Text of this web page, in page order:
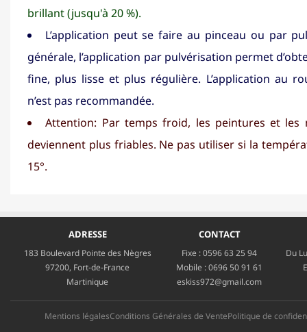
brillant (jusqu'à 20 %).
L’application peut se faire au pinceau ou par
générale, l’application par pulvérisation permet
fine, plus lisse et plus régulière. L’application au
n’est pas recommandée.
Attention: Par temps froid, les peintures et les
deviennent plus friables. Ne pas utiliser si la
15°.
ADRESSE
183 Boulevard Pointe des Nègres
97200, Fort-de-France
Martinique
CONTACT
Fixe :0596 63 25 94
Mobile :0696 50 91 61
eskiss972@gmail.com
Du
Mentions légalesConditions Générales de VentePolitique de